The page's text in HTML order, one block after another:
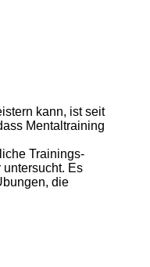
kann, ist seit
Mentaltraining
Trainings-
Es
die